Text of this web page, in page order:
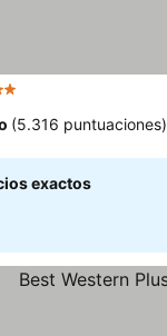
(5.316 puntuaciones)
exactos